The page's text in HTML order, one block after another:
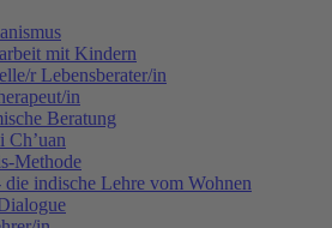
mit Kindern
r Lebensberater/in
in
Beratung
Ch’uan
Methode
die indische Lehre vom Wohnen